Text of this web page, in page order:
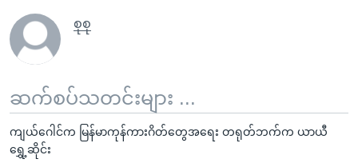
စုစု
ဆက်စပ်သတင်းများ ...
ကျယ်ဂေါင်က မြန်မာကုန်ကားဂိတ်တွေအရေး တရုတ်ဘက်က ယာယီ
ရွှေ့ဆိုင်း